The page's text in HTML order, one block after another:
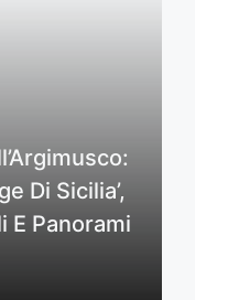
Di Sicilia’,
E Panorami